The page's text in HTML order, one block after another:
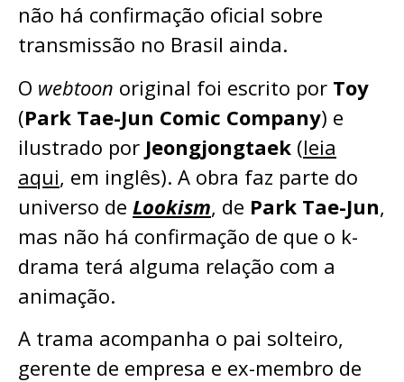
não há confirmação oficial sobre
transmissão no Brasil ainda.
O webtoon original foi escrito por Toy
(Park Tae-Jun Comic Company) e
ilustrado por Jeongjongtaek (leia
aqui, em inglês). A obra faz parte do
universo de Lookism, de Park Tae-Jun,
mas não há confirmação de que o k-
drama terá alguma relação com a
animação.
A trama acompanha o pai solteiro,
gerente de empresa e ex-membro de